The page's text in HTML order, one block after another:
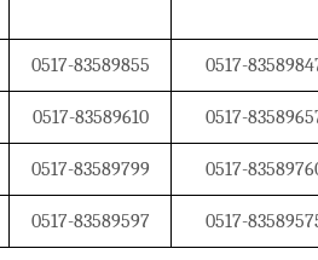
0517-83589855 0517-
0517-83589610 0517-
0517-83589799 0517-
0517-83589597 0517-